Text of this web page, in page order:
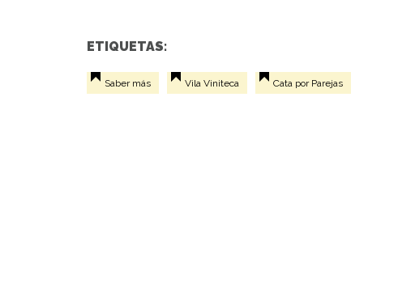
ETIQUETAS:
Saber más Vila Viniteca Cata por Parejas